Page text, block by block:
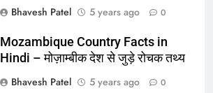
Bhavesh Patel
5 years ago 0
Mozambique Country Facts in
Hindi – मोज़ाम्बीक देश से जुड़े रोचक तथ्य
Bhavesh Patel
5 years ago 0